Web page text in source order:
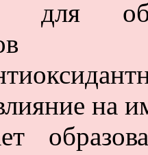
для
на